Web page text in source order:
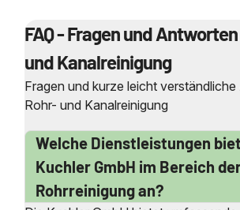
FAQ - Fragen und
und Kanalreinigung
Fragen und kurze leicht
Rohr- und Kanalreinigung
Welche Dienstleistungen
Kuchler GmbH im Bereich
Rohrreinigung an?